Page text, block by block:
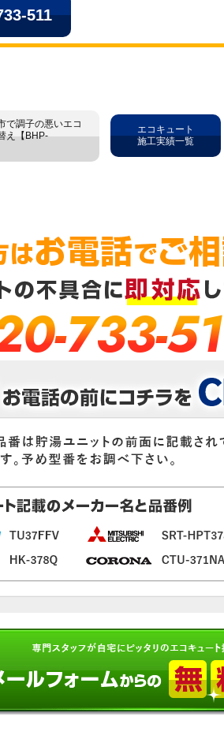
511
で調子の悪いエコ
え【BHP-
エコキュート
施工実績一覧
733-